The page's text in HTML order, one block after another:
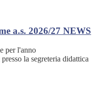
a.s. 2026/27 NEWS
per l'anno
la segreteria didattica